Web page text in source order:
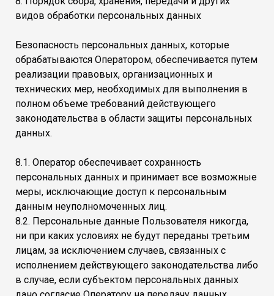
видов обработки персональных данных
Безопасность персональных данных, которые
обрабатываются Оператором, обеспечивается путем
реализации правовых, организационных и
технических мер, необходимых для выполнения в
полном объеме требований действующего
законодательства в области защиты персональных
данных.
8.1. Оператор обеспечивает сохранность
персональных данных и принимает все возможные
меры, исключающие доступ к персональным
данным неуполномоченных лиц.
8.2. Персональные данные Пользователя никогда,
ни при каких условиях не будут переданы третьим
лицам, за исключением случаев, связанных с
исполнением действующего законодательства либо
в случае, если субъектом персональных данных